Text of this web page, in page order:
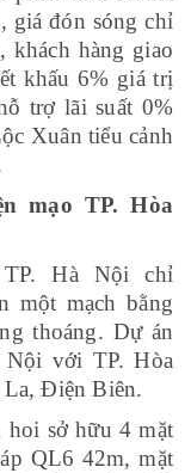
giá đón sóng chỉ
khách hàng giao
khấu 6% giá trị
trợ lãi suất 0%
Xuân tiểu cảnh
mạo TP. Hòa
TP. Hà Nội chỉ
một mạch bằng
thoáng. Dự án
Nội với TP. Hòa
La, Điện Biên.
hoi sở hữu 4 mặt
QL6 42m, mặt